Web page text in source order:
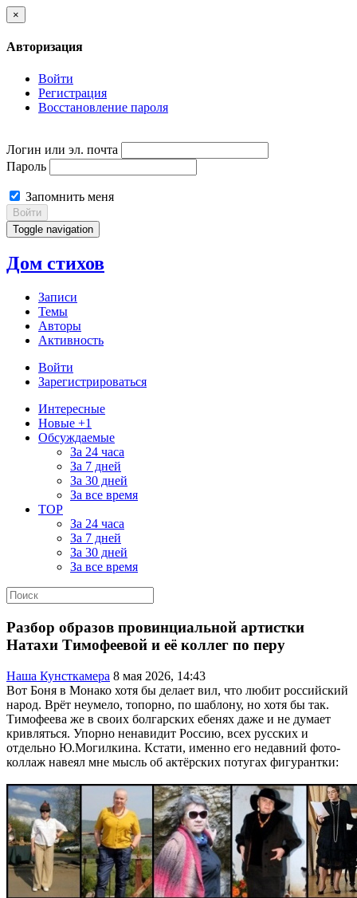
×
Авторизация
Войти
Регистрация
Восстановление пароля
Логин или эл. почта
Пароль
Запомнить меня
Войти
Toggle navigation
Дом стихов
Записи
Темы
Авторы
Активность
Войти
Зарегистрироваться
Интересные
Новые +1
Обсуждаемые
За 24 часа
За 7 дней
За 30 дней
За все время
TOP
За 24 часа
За 7 дней
За 30 дней
За все время
Разбор образов провинциальной артистки
Натахи Тимофеевой и её коллег по перу
Наша Кунсткамера 8 мая 2026, 14:43
Вот Боня в Монако хотя бы делает вил, что любит российский
народ. Врёт неумело, топорно, по шаблону, но хотя бы так.
Тимофеева же в своих болгарских ебенях даже и не думает
кривляться. Упорно ненавидит Россию, всех русских и
отдельно Ю.Могилкина. Кстати, именно его недавний фото-
коллаж навеял мне мысль об актёрских потугах фигурантки: